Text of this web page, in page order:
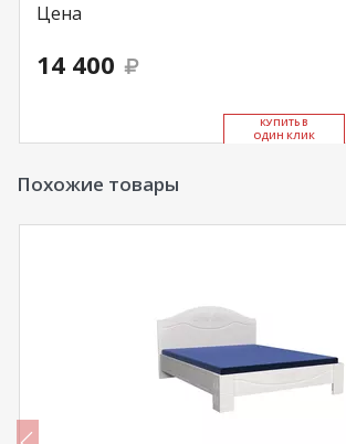
Цена
14 400
КУ­ПИТЬ В
ОДИН КЛИК
Похожие товары